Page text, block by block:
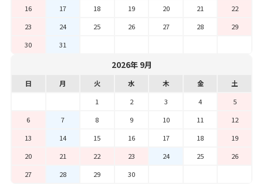
16
17 18 19 20 21
22
23
24 25 26 27 28
29
30
31
2026年 9月
日 月 火 水 木 金
土
1
2 3 4
5
6
7 8 9 10 11
12
13
14 15 16 17 18
19
20
21 22 23 24 25
26
27
28 29 30